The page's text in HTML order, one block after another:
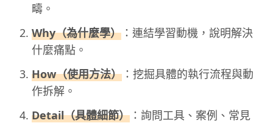
疇。
Why（為什麼學） ：連結學習動機，說明解決
什麼痛點。
How（使用方法） ：挖掘具體的執行流程與動
作拆解。
Detail（具體細節） ：詢問工具、案例、常見